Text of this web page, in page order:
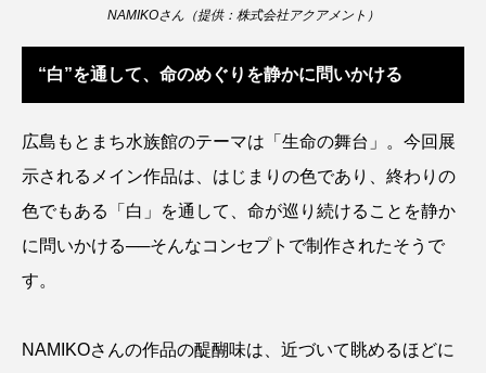
オオグソクムシ オオサンショウウオ
オスカー
オットセイ オニヒトデ オワンクラゲ
カイロウドウケツ カイワリ
NAMIKOさん（提供：株式会社アクアメント）
“白”を通して、命のめぐりを静かに問いかける
広島もとまち水族館のテーマは「生命の舞台」。今回展
示されるメイン作品は、はじまりの色であり、終わりの
色でもある「白」を通して、命が巡り続けることを静か
に問いかける──そんなコンセプトで制作されたそうで
す。
NAMIKOさんの作品の醍醐味は、近づいて眺めるほどに